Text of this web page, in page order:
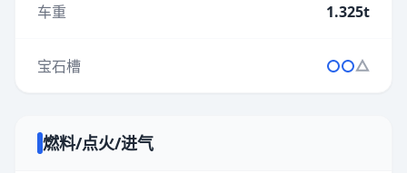
车重 1.325t
宝石槽
燃料/点火/进气